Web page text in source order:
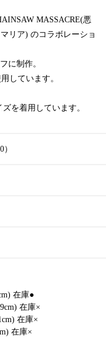
MASSACRE(悪
リア) のコラボレーショ
に制作。
しています。
を着用しています。
在庫●
在庫×
在庫×
在庫×